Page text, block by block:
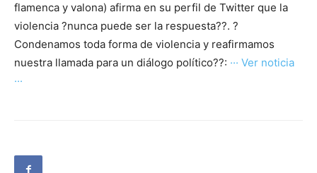
flamenca y valona) afirma en su perfil de Twitter que la
violencia ?nunca puede ser la respuesta??. ?
Condenamos toda forma de violencia y reafirmamos
nuestra llamada para un diálogo político??: ··· Ver noticia
···